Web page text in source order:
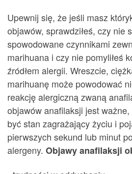
Upewnij się, że jeśli masz
objawów, sprawdziłeś, czy nie
spowodowane czynnikami
marihuana i czy nie pomyliłeś
źródłem alergii. Wreszcie,
marihuanę może powodować
reakcję alergiczną zwaną
objawów anafilaksji jest
być stan zagrażający życiu i
pierwszych sekund lub minut
alergeny. Objawy anafilaksji